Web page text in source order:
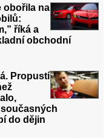
obořila na
říká a
obchodní
Propustí
do dějin